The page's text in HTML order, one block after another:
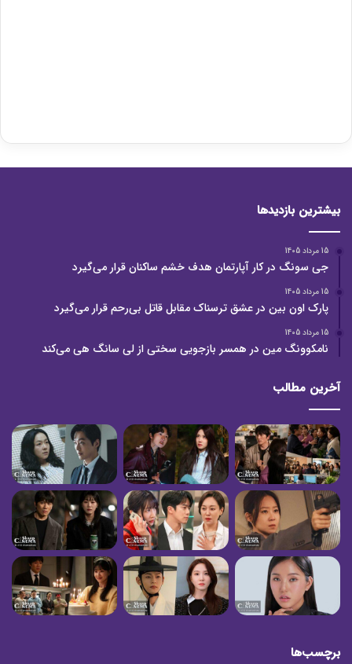
بیشترین بازدیدها
15 مرداد 1405
جی سونگ در کار آپارتمان هدف خشم ساکنان قرار می‌گیرد
15 مرداد 1405
پارک اون بین در عشق ترسناک مقابل قاتل بی‌رحم قرار می‌گیرد
15 مرداد 1405
نامکوونگ مین در همسر بازجویی سختی از لی سانگ هی می‌کند
آخرین مطالب
برچسب‌ها